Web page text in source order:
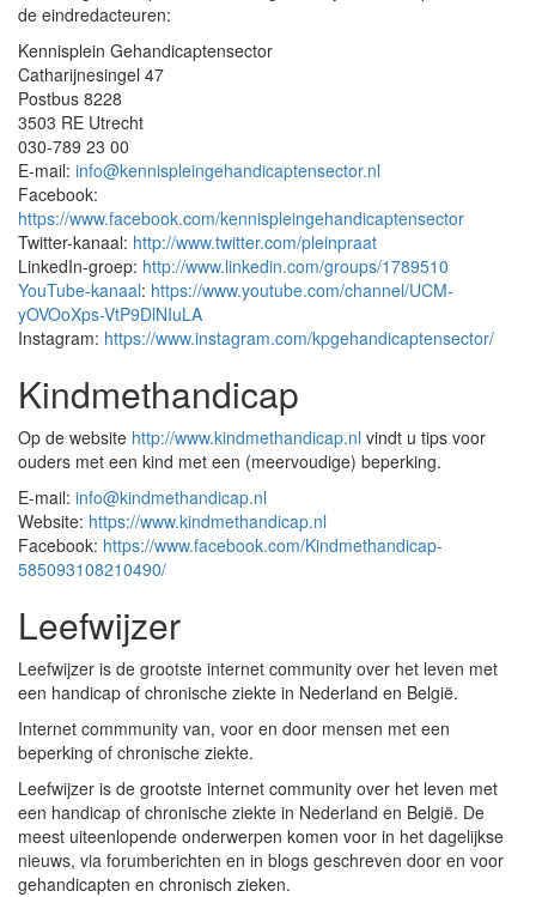
de eindredacteuren:
Kennisplein Gehandicaptensector
Catharijnesingel 47
Postbus 8228
3503 RE Utrecht
030-789 23 00
E-mail: info@kennispleingehandicaptensector.nl
Facebook:
https://www.facebook.com/kennispleingehandicaptensector
Twitter-kanaal: http://www.twitter.com/pleinpraat
LinkedIn-groep: http://www.linkedin.com/groups/1789510
YouTube-kanaal: https://www.youtube.com/channel/UCM-
yOVOoXps-VtP9DlNIuLA
Instagram: https://www.instagram.com/kpgehandicaptensector/
Kindmethandicap
Op de website http://www.kindmethandicap.nl vindt u tips voor
ouders met een kind met een (meervoudige) beperking.
E-mail: info@kindmethandicap.nl
Website: https://www.kindmethandicap.nl
Facebook: https://www.facebook.com/Kindmethandicap-
585093108210490/
Leefwijzer
Leefwijzer is de grootste internet community over het leven met
een handicap of chronische ziekte in Nederland en België.
Internet commmunity van, voor en door mensen met een
beperking of chronische ziekte.
Leefwijzer is de grootste internet community over het leven met
een handicap of chronische ziekte in Nederland en België. De
meest uiteenlopende onderwerpen komen voor in het dagelijkse
nieuws, via forumberichten en in blogs geschreven door en voor
gehandicapten en chronisch zieken.